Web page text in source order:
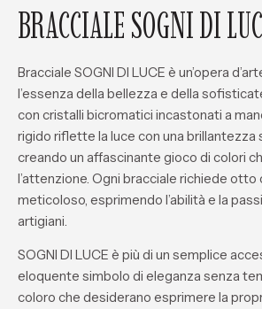
BRACCIALE SOGNI DI
Bracciale SOGNI DI LUCE è un’opera
l’essenza della bellezza e della
con cristalli bicromatici incastonati a
rigido riflette la luce con una brillantezza
creando un affascinante gioco di colori
l’attenzione. Ogni bracciale richiede otto
meticoloso, esprimendo l’abilità e la
artigiani.
SOGNI DI LUCE è più di un semplice
eloquente simbolo di eleganza senza
coloro che desiderano esprimere la